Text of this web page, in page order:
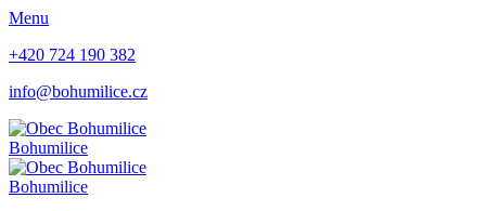
Menu
+420 724 190 382
info@bohumilice.cz
Bohumilice
Bohumilice